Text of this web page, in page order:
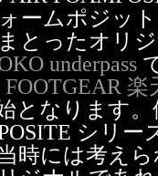
ームポジッ
とったオリ
underpass
FOOTGEAR
となります。
シリ
時には考え